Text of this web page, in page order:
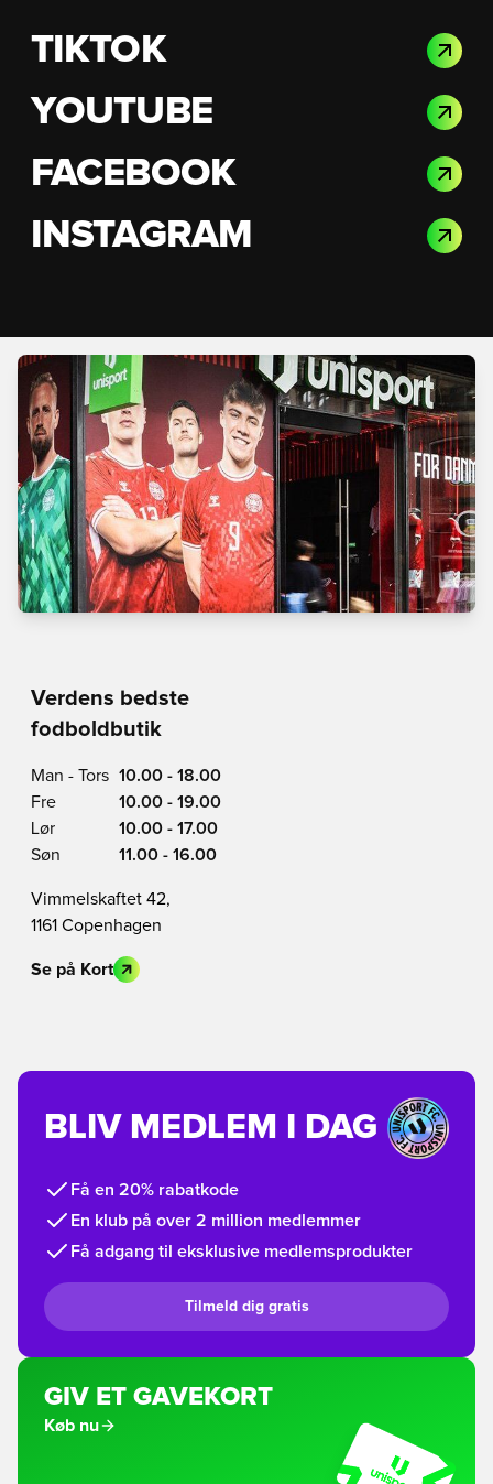
TIKTOK
YOUTUBE
FACEBOOK
INSTAGRAM
Verdens bedste
fodboldbutik
Man - Tors 10.00 - 18.00
Fre
10.00 - 19.00
Lør
10.00 - 17.00
Søn
11.00 - 16.00
Vimmelskaftet 42,
1161 Copenhagen
Se på Kort
BLIV MEDLEM I DAG
Få en 20% rabatkode
En klub på over 2 million medlemmer
Få adgang til eksklusive medlemsprodukter
Tilmeld dig gratis
GIV ET GAVEKORT
Køb nu